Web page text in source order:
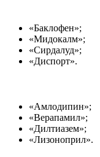
«Баклофен»;
«Мидокалм»;
«Сирдалуд»;
«Диспорт».
«Амлодипин»;
«Верапамил»;
«Дилтиазем»;
«Лизоноприл».